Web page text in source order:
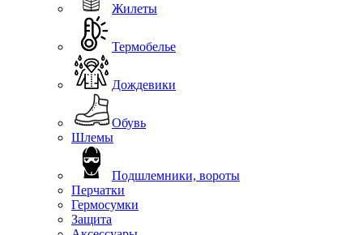
Жилеты
Термобелье
Дождевики
Обувь
Шлемы
Подшлемники, вороты
Перчатки
Гермосумки
Защита